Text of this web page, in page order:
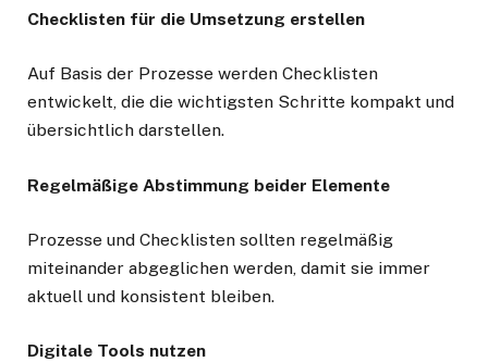
Checklisten für die Umsetzung erstellen
Auf Basis der Prozesse werden Checklisten
entwickelt, die die wichtigsten Schritte kompakt und
übersichtlich darstellen.
Regelmäßige Abstimmung beider Elemente
Prozesse und Checklisten sollten regelmäßig
miteinander abgeglichen werden, damit sie immer
aktuell und konsistent bleiben.
Digitale Tools nutzen